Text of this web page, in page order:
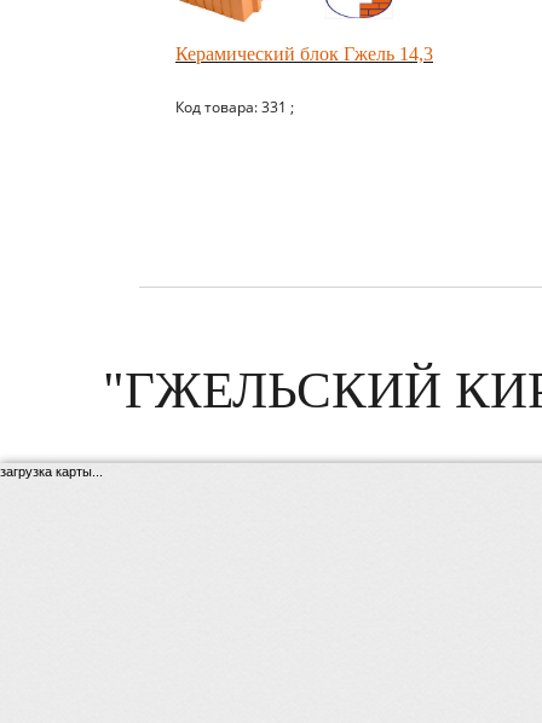
Керамический блок Гжель 14,3
Код товара: 331 ;
"ГЖЕЛЬСКИЙ
загрузка карты...